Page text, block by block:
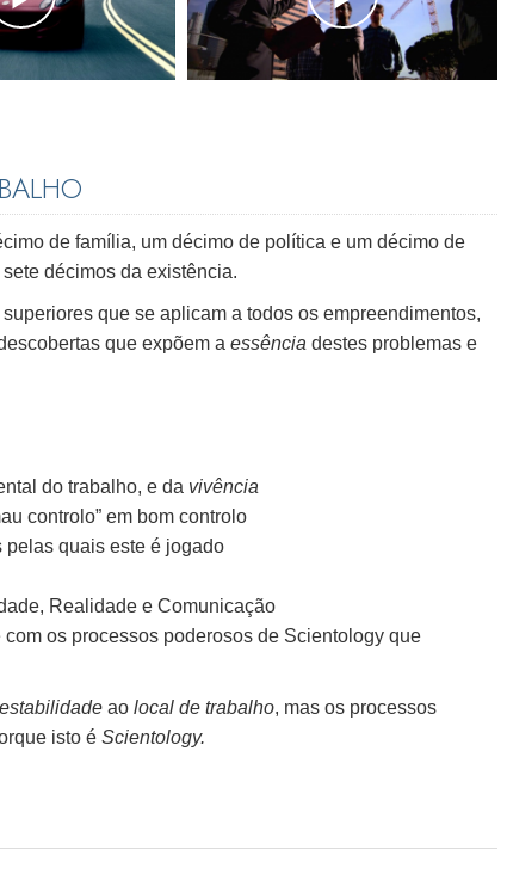
de família, um décimo de política e um décimo de
décimos da existência.
superiores que se aplicam a todos os empreendimentos,
que expõem a essência destes problemas e
do trabalho, e da vivência
controlo” em bom controlo
pelas quais este é jogado
Realidade e Comunicação
os processos poderosos de Scientology que
estabilidade ao local de trabalho, mas os processos
isto é Scientology.